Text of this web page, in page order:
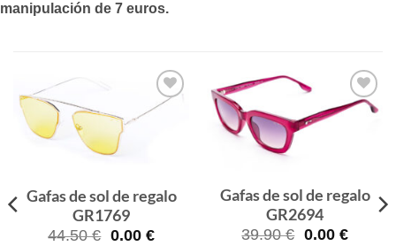
manipulación de 7 euros.
Gafas
Gafas de sol de regalo
GR1769
44.50€ El
0.00 €El
Gafas
Gafas de sol de regalo
GR2694
39.90€ El
0.00 €El